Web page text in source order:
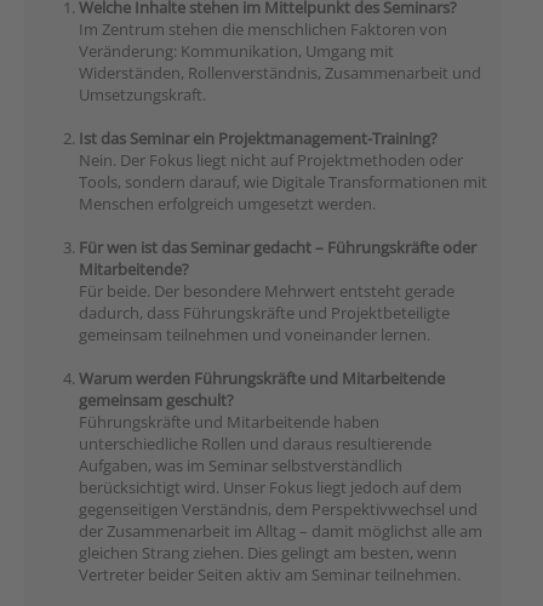
Welche Inhalte stehen im Mittelpunkt des Seminars?
Im Zentrum stehen die menschlichen Faktoren von
Veränderung: Kommunikation, Umgang mit
Widerständen, Rollenverständnis, Zusammenarbeit und
Umsetzungskraft.
Ist das Seminar ein Projektmanagement-Training?
Nein. Der Fokus liegt nicht auf Projektmethoden oder
Tools, sondern darauf, wie Digitale Transformationen mit
Menschen erfolgreich umgesetzt werden.
Für wen ist das Seminar gedacht – Führungskräfte oder
Mitarbeitende?
Für beide. Der besondere Mehrwert entsteht gerade
dadurch, dass Führungskräfte und Projektbeteiligte
gemeinsam teilnehmen und voneinander lernen.
Warum werden Führungskräfte und Mitarbeitende
gemeinsam geschult?
Führungskräfte und Mitarbeitende haben
unterschiedliche Rollen und daraus resultierende
Aufgaben, was im Seminar selbstverständlich
berücksichtigt wird. Unser Fokus liegt jedoch auf dem
gegenseitigen Verständnis, dem Perspektivwechsel und
der Zusammenarbeit im Alltag – damit möglichst alle am
gleichen Strang ziehen. Dies gelingt am besten, wenn
Vertreter beider Seiten aktiv am Seminar teilnehmen.